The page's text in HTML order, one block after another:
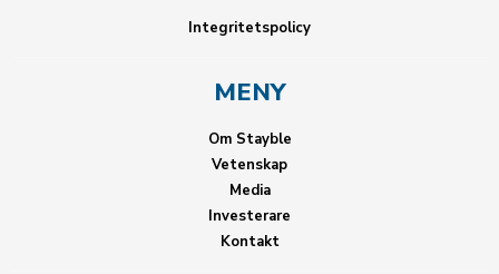
Integritetspolicy
MENY
Om Stayble
Vetenskap
Media
Investerare
Kontakt